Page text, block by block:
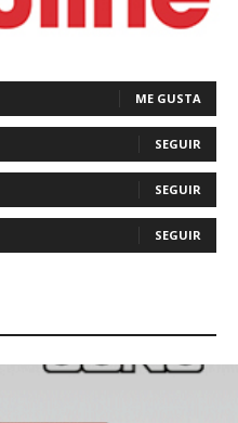
ME GUSTA
SEGUIR
SEGUIR
SEGUIR